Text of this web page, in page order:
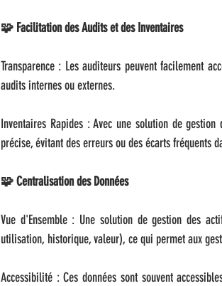
🧩 Facilitation des Audits et des Inventaires
Transparence : Les auditeurs peuvent facilement
audits internes ou externes.
Inventaires Rapides : Avec une solution de
précise, évitant des erreurs ou des écarts fréquents
🧩 Centralisation des Données
Vue d'Ensemble : Une solution de gestion des
utilisation, historique, valeur), ce qui permet aux
Accessibilité : Ces données sont souvent